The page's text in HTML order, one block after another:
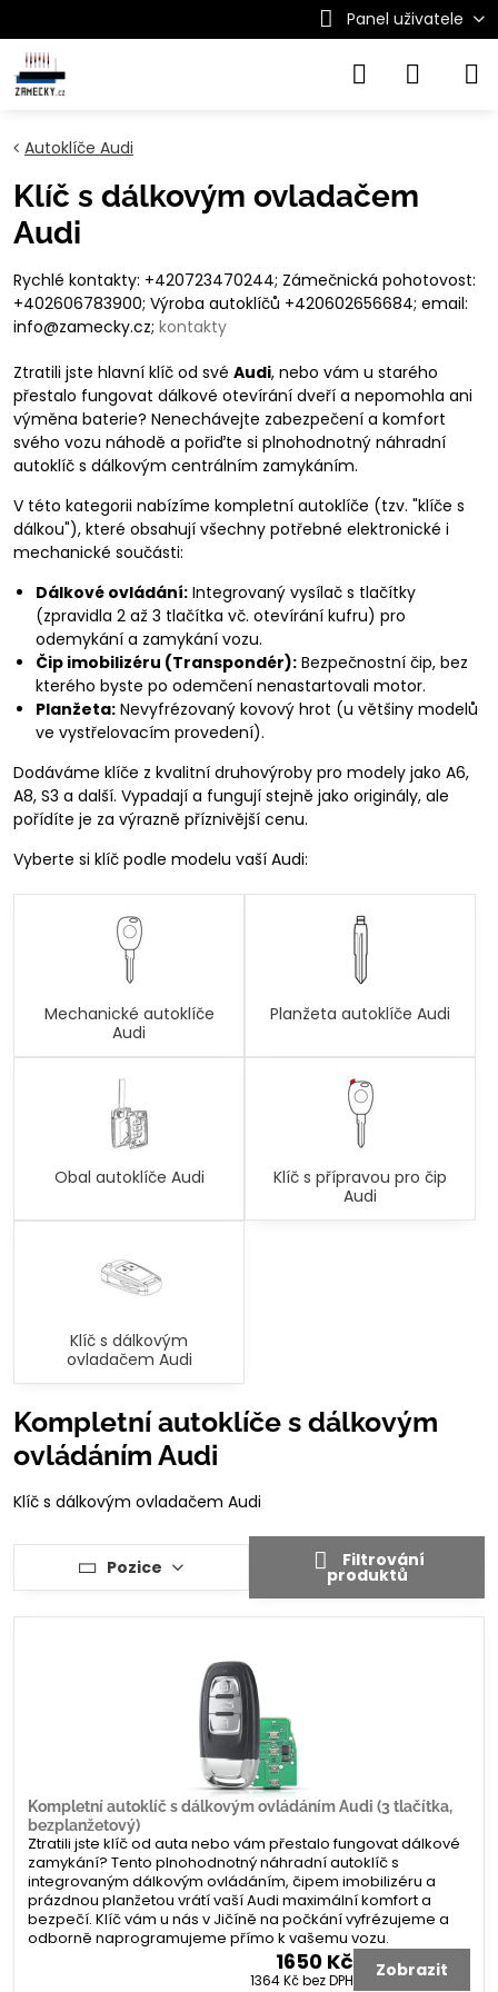
Panel uživatele
Autoklíče Audi
Klíč s dálkovým ovladačem
Audi
Rychlé kontakty: +420723470244; Zámečnická pohotovost:
+402606783900; Výroba autoklíčů +420602656684; email:
info@zamecky.cz; kontakty
Ztratili jste hlavní klíč od své Audi, nebo vám u starého
přestalo fungovat dálkové otevírání dveří a nepomohla ani
výměna baterie? Nenechávejte zabezpečení a komfort
svého vozu náhodě a pořiďte si plnohodnotný náhradní
autoklíč s dálkovým centrálním zamykáním.
V této kategorii nabízíme kompletní autoklíče (tzv. "klíče s
dálkou"), které obsahují všechny potřebné elektronické i
mechanické součásti:
Dálkové ovládání: Integrovaný vysílač s tlačítky
(zpravidla 2 až 3 tlačítka vč. otevírání kufru) pro
odemykání a zamykání vozu.
Čip imobilizéru (Transpondér): Bezpečnostní čip, bez
kterého byste po odemčení nenastartovali motor.
Planžeta: Nevyfrézovaný kovový hrot (u většiny modelů
ve vystřelovacím provedení).
Dodáváme klíče z kvalitní druhovýroby pro modely jako A6,
A8, S3 a další. Vypadají a fungují stejně jako originály, ale
pořídíte je za výrazně příznivější cenu.
Vyberte si klíč podle modelu vaší Audi:
Mechanické autoklíče
Audi
Planžeta autoklíče Audi
Obal autoklíče Audi
Klíč s přípravou pro čip
Audi
Klíč s dálkovým
ovladačem Audi
Kompletní autoklíče s dálkovým
ovládáním Audi
Klíč s dálkovým ovladačem Audi
Pozice Filtrování
produktů
Kompletní autoklíč s dálkovým ovládáním Audi (3 tlačítka,
bezplanžetový)
Ztratili jste klíč od auta nebo vám přestalo fungovat dálkové
zamykání? Tento plnohodnotný náhradní autoklíč s
integrovaným dálkovým ovládáním, čipem imobilizéru a
prázdnou planžetou vrátí vaší Audi maximální komfort a
bezpečí. Klíč vám u nás v Jičíně na počkání vyfrézujeme a
odborně naprogramujeme přímo k vašemu vozu.
1650 Kč
1364 Kčbez DPH Zobrazit